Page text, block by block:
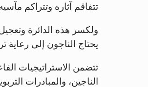
تتفاقم آثاره وتتراكم
ولكسر هذه الدائرة
يحتاج الناجون إلى رعاية
تتضمن الاستراتيجيات
الناجين، والمبادرات